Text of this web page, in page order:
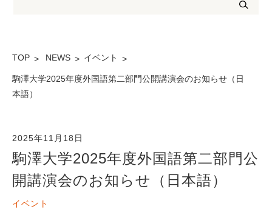
TOP NEWS イベント
駒澤大学2025年度外国語第二部門公開講演会のお知らせ（日
本語）
2025年11月18日
駒澤大学2025年度外国語第二部門公
開講演会のお知らせ（日本語）
イベント